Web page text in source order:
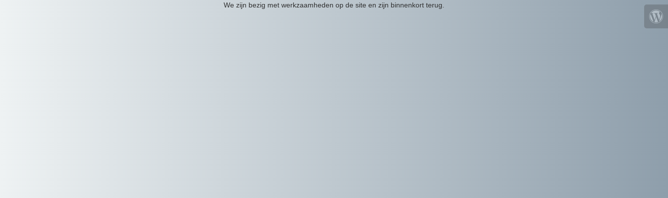
We zijn bezig met werkzaamheden op de site en zijn binnenkort terug.